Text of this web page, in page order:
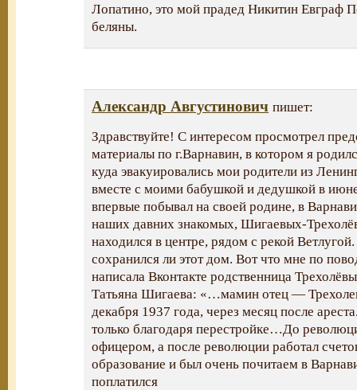
Лопатино, это мой прадед Никитин Евграф
беляны.
Александр Августинович пишет:
Здравствуйте! С интересом просмотрел
материалы по г.Варнавин, в котором я
куда эвакуировались мои родители из
вместе с моими бабушкой и дедушкой в
впервые побывал на своей родине, в
наших давних знакомых, Шигаевых-
находился в центре, рядом с рекой
сохранился ли этот дом. Вот что мне по
написала Вконтакте родственница
Татьяна Шигаева: «…мамин отец —
декабря 1937 года, через месяц после
только благодаря перестройке…До
офицером, а после революции работал
образование и был очень почитаем в
поплатился